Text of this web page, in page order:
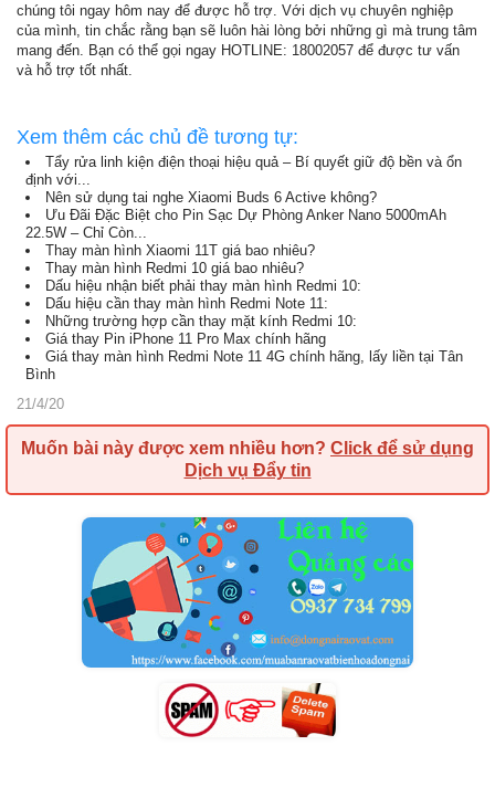
chúng tôi ngay hôm nay để được hỗ trợ. Với dịch vụ chuyên nghiệp
của mình, tin chắc rằng bạn sẽ luôn hài lòng bởi những gì mà trung tâm
mang đến. Bạn có thể gọi ngay HOTLINE: 18002057 để được tư vấn
và hỗ trợ tốt nhất.
Xem thêm các chủ đề tương tự:
Tẩy rửa linh kiện điện thoại hiệu quả – Bí quyết giữ độ bền và ổn
định với...
Nên sử dụng tai nghe Xiaomi Buds 6 Active không?
Ưu Đãi Đặc Biệt cho Pin Sạc Dự Phòng Anker Nano 5000mAh
22.5W – Chỉ Còn...
Thay màn hình Xiaomi 11T giá bao nhiêu?
Thay màn hình Redmi 10 giá bao nhiêu?
Dấu hiệu nhận biết phải thay màn hình Redmi 10:
Dấu hiệu cần thay màn hình Redmi Note 11:
Những trường hợp cần thay mặt kính Redmi 10:
Giá thay Pin iPhone 11 Pro Max chính hãng
Giá thay màn hình Redmi Note 11 4G chính hãng, lấy liền tại Tân
Bình
21/4/20
Muốn bài này được xem nhiều hơn? Click để sử dụng
Dịch vụ Đẩy tin